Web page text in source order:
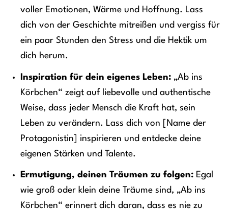
voller Emotionen, Wärme und Hoffnung. Lass
dich von der Geschichte mitreißen und vergiss für
ein paar Stunden den Stress und die Hektik um
dich herum.
Inspiration für dein eigenes Leben:„Ab ins
Körbchen“ zeigt auf liebevolle und authentische
Weise, dass jeder Mensch die Kraft hat, sein
Leben zu verändern. Lass dich von [Name der
Protagonistin] inspirieren und entdecke deine
eigenen Stärken und Talente.
Ermutigung, deinen Träumen zu folgen:Egal
wie groß oder klein deine Träume sind, „Ab ins
Körbchen“ erinnert dich daran, dass es nie zu